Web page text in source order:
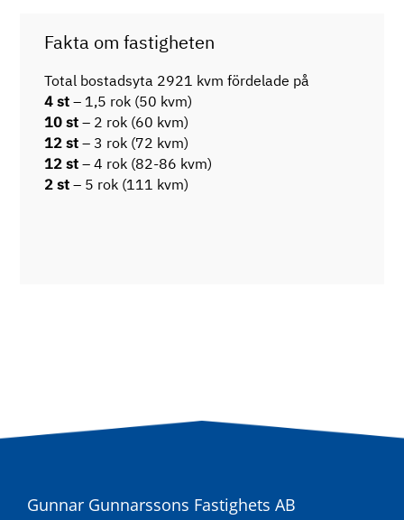
Fakta om fastigheten
Total bostadsyta 2921 kvm fördelade på
4 st – 1,5 rok (50 kvm)
10 st – 2 rok (60 kvm)
12 st – 3 rok (72 kvm)
12 st – 4 rok (82-86 kvm)
2 st – 5 rok (111 kvm)
Gunnar Gunnarssons Fastighets AB